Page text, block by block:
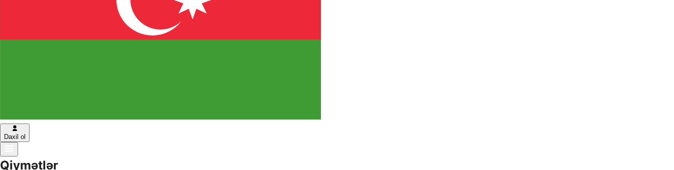
Daxil ol
Qiymətlər